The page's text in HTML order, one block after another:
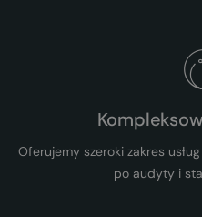
Oferujemy szeroki zakres
po audyty i